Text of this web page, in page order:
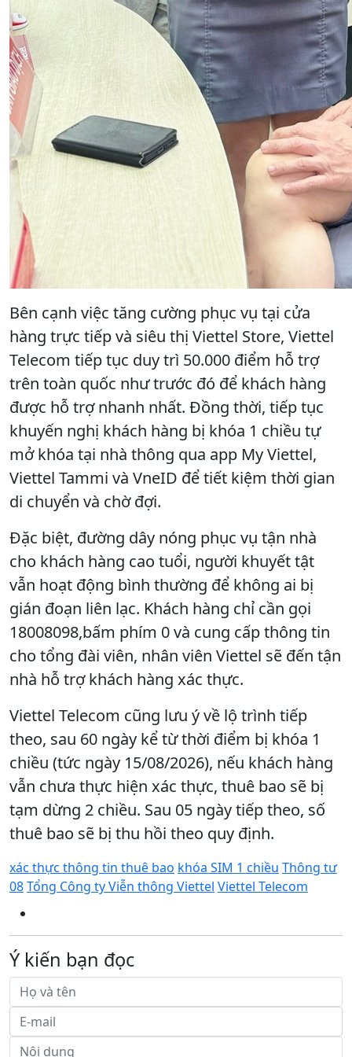
Bên cạnh việc tăng cường phục vụ tại cửa
hàng trực tiếp và siêu thị Viettel Store, Viettel
Telecom tiếp tục duy trì 50.000 điểm hỗ trợ
trên toàn quốc như trước đó để khách hàng
được hỗ trợ nhanh nhất. Đồng thời, tiếp tục
khuyến nghị khách hàng bị khóa 1 chiều tự
mở khóa tại nhà thông qua app My Viettel,
Viettel Tammi và VneID để tiết kiệm thời gian
di chuyển và chờ đợi.
Đặc biệt, đường dây nóng phục vụ tận nhà
cho khách hàng cao tuổi, người khuyết tật
vẫn hoạt động bình thường để không ai bị
gián đoạn liên lạc. Khách hàng chỉ cần gọi
18008098,bấm phím 0 và cung cấp thông tin
cho tổng đài viên, nhân viên Viettel sẽ đến tận
nhà hỗ trợ khách hàng xác thực.
Viettel Telecom cũng lưu ý về lộ trình tiếp
theo, sau 60 ngày kể từ thời điểm bị khóa 1
chiều (tức ngày 15/08/2026), nếu khách hàng
vẫn chưa thực hiện xác thực, thuê bao sẽ bị
tạm dừng 2 chiều. Sau 05 ngày tiếp theo, số
thuê bao sẽ bị thu hồi theo quy định.
xác thực thông tin thuê bao khóa SIM 1 chiều Thông tư
08Tổng Công ty Viễn thông Viettel Viettel Telecom
Ý kiến bạn đọc